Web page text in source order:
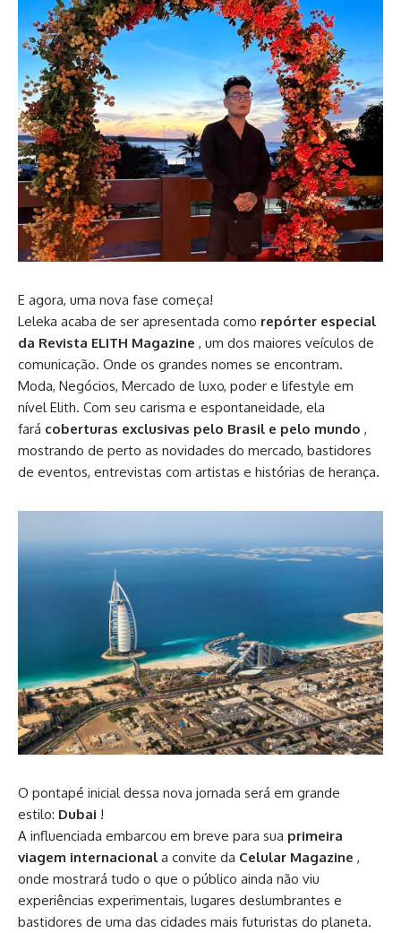
E agora, uma nova fase começa!
Leleka acaba de ser apresentada como repórter especial
da Revista ELITH Magazine , um dos maiores veículos de
comunicação. Onde os grandes nomes se encontram.
Moda, Negócios, Mercado de luxo, poder e lifestyle em
nível Elith. Com seu carisma e espontaneidade, ela
fará coberturas exclusivas pelo Brasil e pelo mundo ,
mostrando de perto as novidades do mercado, bastidores
de eventos, entrevistas com artistas e histórias de herança.
O pontapé inicial dessa nova jornada será em grande
estilo: Dubai !
A influenciada embarcou em breve para sua primeira
viagem internacional a convite da Celular Magazine ,
onde mostrará tudo o que o público ainda não viu
experiências experimentais, lugares deslumbrantes e
bastidores de uma das cidades mais futuristas do planeta.